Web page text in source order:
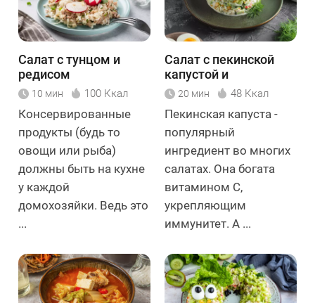
Салат с тунцом и
редисом
10 мин 100 Ккал
Консервированные
продукты (будь то
овощи или рыба)
должны быть на кухне
у каждой
домохозяйки. Ведь это
...
Салат с пекинской
капустой и
крабовыми
палочками
20 мин 48 Ккал
Пекинская капуста -
популярный
ингредиент во многих
салатах. Она богата
витамином С,
укрепляющим
иммунитет. А ...